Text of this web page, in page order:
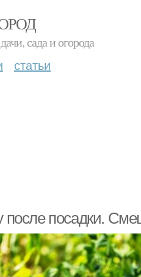
сада и огорода
статьи
после посадки.